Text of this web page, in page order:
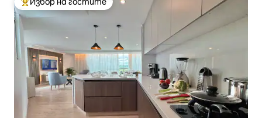
Най-популярен избор на гостите